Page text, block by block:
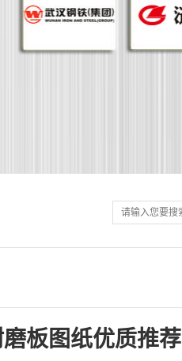
板图纸优质推荐